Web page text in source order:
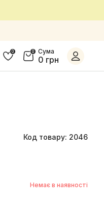
0 0 Сума
0 грн
Код товару: 2046
Немає в наявності